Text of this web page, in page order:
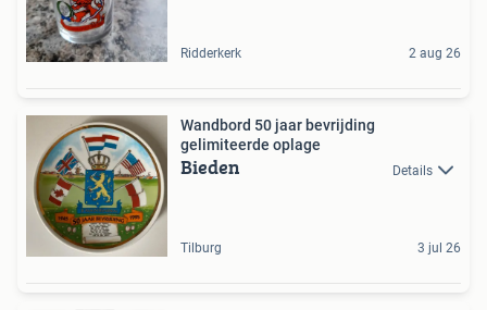
Ridderkerk 2 aug 26
Wandbord 50 jaar bevrijding
gelimiteerde oplage
Bieden Details
Tilburg 3 jul 26